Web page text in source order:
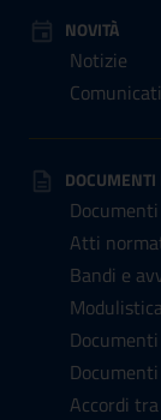
NOVITÀ
Notizie
DOCUMENTI
Atti
Bandi e
Accordi